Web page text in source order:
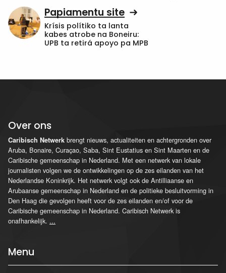
Papiamentu site
Krísis polítiko ta lanta
kabes atrobe na Boneiru:
UPB ta retirá apoyo pa MPB
Over ons
Caribisch Netwerk brengt nieuws, actualiteiten en achtergronden over
Aruba, Bonaire, Curaçao, Saba, Sint Eustatius en Sint Maarten en de
Caribische gemeenschap in Nederland. Met een netwerk van lokale
journalisten volgen we de ontwikkelingen op de zes eilanden van het
Nederlandse Koninkrijk. Het netwerk volgt ook de Antilliaanse en
Arubaanse gemeenschap in Nederland en de politieke besluitvorming in
Den Haag die gevolgen heeft voor de zes eilanden en/of voor de
Caribische gemeenschap in Nederland. Caribisch Netwerk is
onafhankelijk. ...
Menu